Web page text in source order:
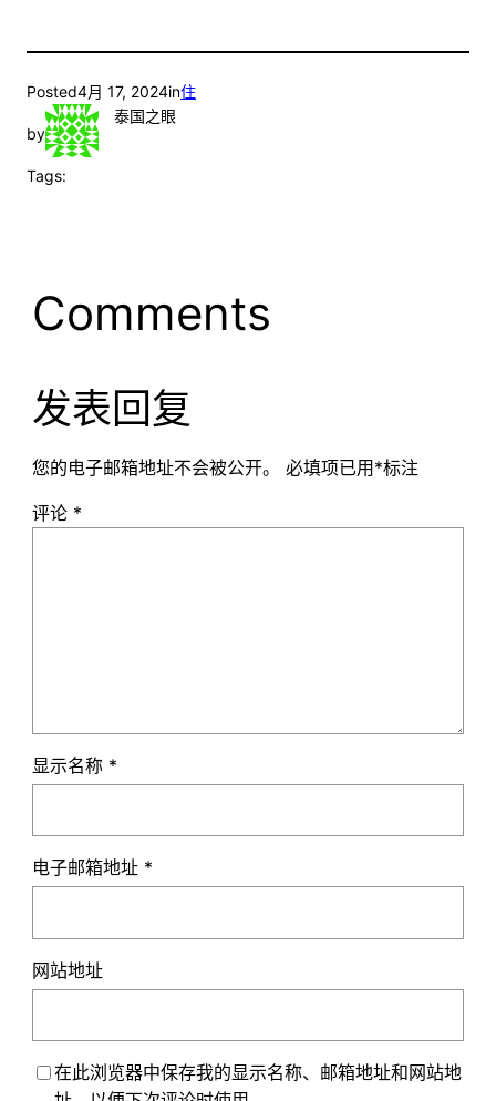
Posted4月 17, 2024in住
by
泰国之眼
Tags:
Comments
发表回复
您的电子邮箱地址不会被公开。 必填项已用*标注
评论 *
显示名称 *
电子邮箱地址 *
网站地址
在此浏览器中保存我的显示名称、邮箱地址和网站地